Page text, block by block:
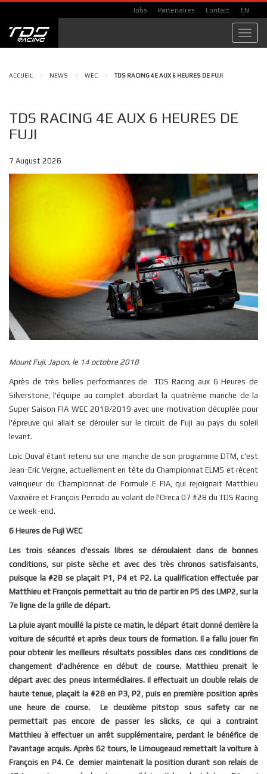
Jobs Partenaires Contact EN
ACCUEIL / NEWS / WEC / TDS RACING 4E AUX 6 HEURES DE FUJI
TDS RACING 4E AUX 6 HEURES DE
FUJI
7 August 2026
Mount Fuji, Japon, le 14 octobre 2018
Après de très belles performances de TDS Racing aux 6 Heures de
Silverstone, l'équipe au complet abordait la quatrième manche de la
Super Saison FIA WEC 2018/2019 avec une motivation décuplée pour
l'épreuve qui allait se dérouler sur le circuit de Fuji au pays du soleil
levant.
Loïc Duval étant retenu sur une manche de son programme DTM, c'est
Jean-Eric Vergne, actuellement en tête du Championnat ELMS et récent
vainqueur du Championnat de Formule E FIA, qui rejoignait Matthieu
Vaxivière et François Perrodo au volant de l'Oreca 07 #28 du TDS Racing
ce week-end.
6 Heures de Fuji WEC
Les trois séances d'essais libres se déroulaient dans de bonnes
conditions, sur piste sèche et avec des très chronos satisfaisants,
puisque la #28 se plaçait P1, P4 et P2. La qualification effectuée par
Matthieu et François permettait au trio de partir en P5 des LMP2, sur la
7e ligne de la grille de départ.
La pluie ayant mouillé la piste ce matin, le départ était donné derrière la
voiture de sécurité et après deux tours de formation. Il a fallu jouer fin
pour obtenir les meilleurs résultats possibles dans ces conditions de
changement d'adhérence en début de course. Matthieu prenait le
départ avec des pneus intermédiaires. Il effectuait un double relais de
haute tenue, plaçait la #28 en P3, P2, puis en première position après
une heure de course. Le deuxième pitstop sous safety car ne
permettait pas encore de passer les slicks, ce qui a contraint
Matthieu à effectuer un arrêt supplémentaire, perdant le bénéfice de
l'avantage acquis. Après 62 tours, le Limougeaud remettait la voiture à
François en P4. Ce dernier maintenait la position durant son relais de